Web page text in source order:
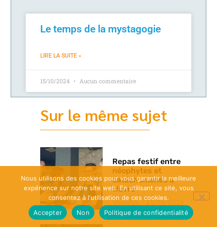
Le temps de la mystagogie
LIRE LA SUITE »
15/10/2024 Aucun commentaire
Sur le même sujet
Repas festif entre
néophytes et
catéchumènes à
Wavre
Vosinfos 23/06/2026
Nous utilisons des cookies pour vous garantir la meilleure
expérience sur notre site web. En utilisant ce site, vous
consentez à l'utilisation de ces cookies.
Accepter
Non Politique de confidentialité